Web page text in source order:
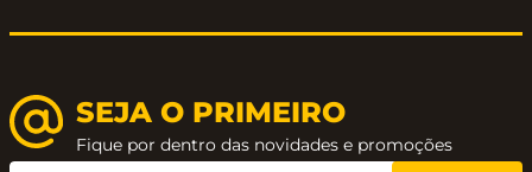
SEJA O PRIMEIRO
Fique por dentro das novidades e promoções